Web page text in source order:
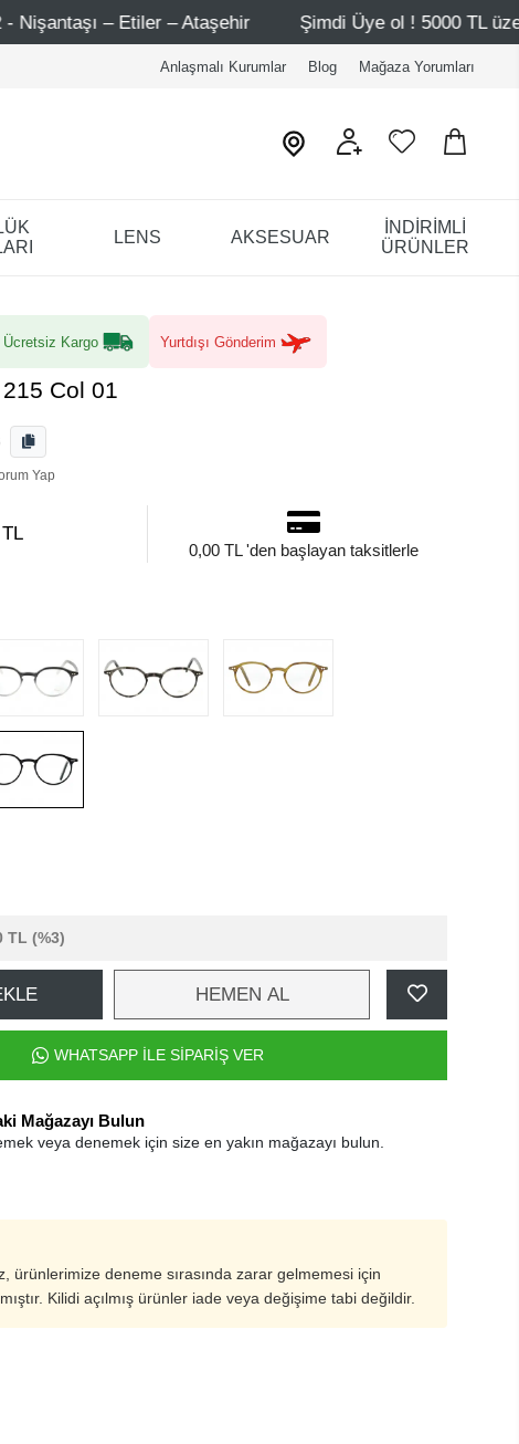
Ataşehir Şimdi Üye ol ! 5000 TL üzeri ilk alışverişinde
Anlaşmalı Kurumlar Blog Mağaza Yorumları
LENS AKSESUAR
İNDİRİMLİ
ÜRÜNLER
Ücretsiz Kargo Yurtdışı Gönderim
Col 01
Yap
0,00 TL 'den başlayan taksitlerle
TL (%3)
HEMEN AL
WHATSAPP İLE SİPARİŞ VER
Mağazayı Bulun
veya denemek için size en yakın mağazayı bulun.
ürünlerimize deneme sırasında zarar gelmemesi için
Kilidi açılmış ürünler iade veya değişime tabi değildir.